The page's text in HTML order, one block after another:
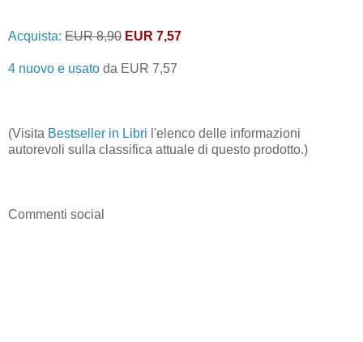
Acquista: EUR 8,90 EUR 7,57
4 nuovo e usato da EUR 7,57
(Visita Bestseller in Libri l'elenco delle informazioni
autorevoli sulla classifica attuale di questo prodotto.)
Commenti social